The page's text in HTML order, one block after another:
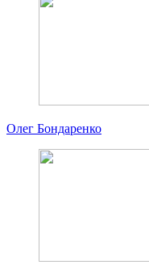
Олег Бондаренко